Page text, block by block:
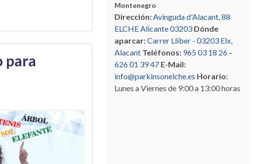
para
Montenegro
Dirección:Avinguda d'Alacant, 88
ELCHE Alicante 03203 Dónde
aparcar:Carrer Llíber - 03203 Elx,
Alacant Teléfonos: 965 03 18 26-
626 01 39 47 E-Mail:
info@parkinsonelche.es Horario:
Lunes a Viernes de 9:00 a 13:00 horas